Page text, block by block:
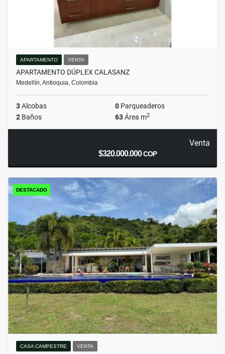
APARTAMENTO VENTA
APARTAMENTO DÚPLEX CALASANZ
Medellín, Antioquia, Colombia
3Alcobas 0 Parqueaderos
2 Baños 63Área m2
Venta
$320.000.000COP
DESTACADO
CASA CAMPESTRE VENTA